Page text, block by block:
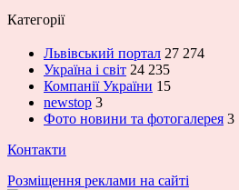
Категорії
Львівський портал 27 274
Україна і світ 24 235
Компанії України 15
newstop 3
Фото новини та фотогалерея 3
Контакти
Розміщення реклами на сайті